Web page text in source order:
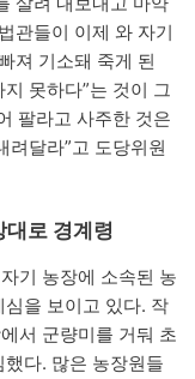
관들이 이제 와 자기
져 기소돼 죽게 된
못하다”는 것이 그
팔라고 사주한 것은
려달라”고 도당위원
대로 경계령
기 농장에 소속된 농
을 보이고 있다. 작
서 군량미를 거둬 초
다. 많은 농장원들